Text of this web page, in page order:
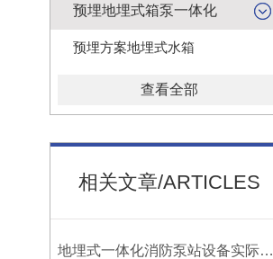
预埋地埋式箱泵一体化
预埋方案地埋式水箱
查看全部
相关文章/ARTICLES
地埋式一体化消防泵站设备实际运用情况如何